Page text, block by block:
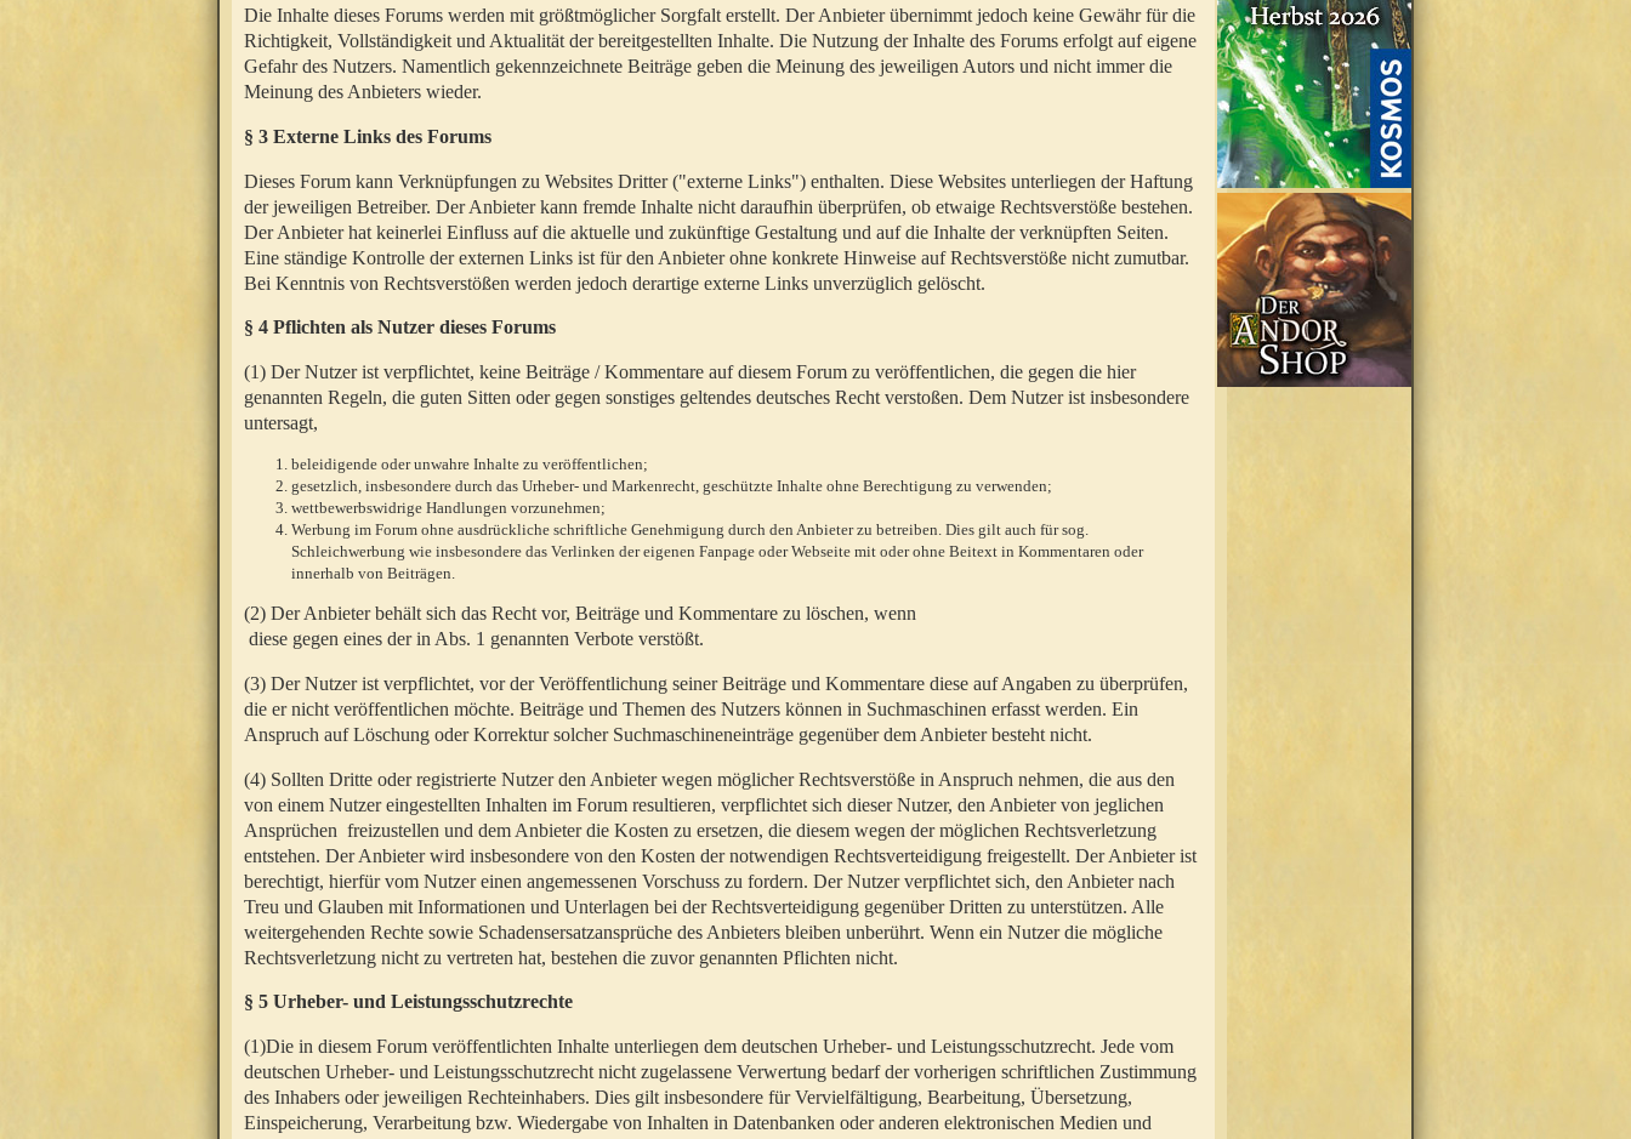
Die Inhalte dieses Forums werden mit größtmöglicher Sorgfalt erstellt. Der Anbieter übernimmt jedoch keine Gewähr für die
Richtigkeit, Vollständigkeit und Aktualität der bereitgestellten Inhalte. Die Nutzung der Inhalte des Forums erfolgt auf eigene
Gefahr des Nutzers. Namentlich gekennzeichnete Beiträge geben die Meinung des jeweiligen Autors und nicht immer die
Meinung des Anbieters wieder.
§ 3 Externe Links des Forums
Dieses Forum kann Verknüpfungen zu Websites Dritter ("externe Links") enthalten. Diese Websites unterliegen der Haftung
der jeweiligen Betreiber. Der Anbieter kann fremde Inhalte nicht daraufhin überprüfen, ob etwaige Rechtsverstöße bestehen.
Der Anbieter hat keinerlei Einfluss auf die aktuelle und zukünftige Gestaltung und auf die Inhalte der verknüpften Seiten.
Eine ständige Kontrolle der externen Links ist für den Anbieter ohne konkrete Hinweise auf Rechtsverstöße nicht zumutbar.
Bei Kenntnis von Rechtsverstößen werden jedoch derartige externe Links unverzüglich gelöscht.
§ 4 Pflichten als Nutzer dieses Forums
(1) Der Nutzer ist verpflichtet, keine Beiträge / Kommentare auf diesem Forum zu veröffentlichen, die gegen die hier
genannten Regeln, die guten Sitten oder gegen sonstiges geltendes deutsches Recht verstoßen. Dem Nutzer ist insbesondere
untersagt,
beleidigende oder unwahre Inhalte zu veröffentlichen;
gesetzlich, insbesondere durch das Urheber- und Markenrecht, geschützte Inhalte ohne Berechtigung zu verwenden;
wettbewerbswidrige Handlungen vorzunehmen;
Werbung im Forum ohne ausdrückliche schriftliche Genehmigung durch den Anbieter zu betreiben. Dies gilt auch für sog.
Schleichwerbung wie insbesondere das Verlinken der eigenen Fanpage oder Webseite mit oder ohne Beitext in Kommentaren oder
innerhalb von Beiträgen.
(2) Der Anbieter behält sich das Recht vor, Beiträge und Kommentare zu löschen, wenn
diese gegen eines der in Abs. 1 genannten Verbote verstößt.
(3) Der Nutzer ist verpflichtet, vor der Veröffentlichung seiner Beiträge und Kommentare diese auf Angaben zu überprüfen,
die er nicht veröffentlichen möchte. Beiträge und Themen des Nutzers können in Suchmaschinen erfasst werden. Ein
Anspruch auf Löschung oder Korrektur solcher Suchmaschineneinträge gegenüber dem Anbieter besteht nicht.
(4) Sollten Dritte oder registrierte Nutzer den Anbieter wegen möglicher Rechtsverstöße in Anspruch nehmen, die aus den
von einem Nutzer eingestellten Inhalten im Forum resultieren, verpflichtet sich dieser Nutzer, den Anbieter von jeglichen
Ansprüchen freizustellen und dem Anbieter die Kosten zu ersetzen, die diesem wegen der möglichen Rechtsverletzung
entstehen. Der Anbieter wird insbesondere von den Kosten der notwendigen Rechtsverteidigung freigestellt. Der Anbieter ist
berechtigt, hierfür vom Nutzer einen angemessenen Vorschuss zu fordern. Der Nutzer verpflichtet sich, den Anbieter nach
Treu und Glauben mit Informationen und Unterlagen bei der Rechtsverteidigung gegenüber Dritten zu unterstützen. Alle
weitergehenden Rechte sowie Schadensersatzansprüche des Anbieters bleiben unberührt. Wenn ein Nutzer die mögliche
Rechtsverletzung nicht zu vertreten hat, bestehen die zuvor genannten Pflichten nicht.
§ 5 Urheber- und Leistungsschutzrechte
(1)Die in diesem Forum veröffentlichten Inhalte unterliegen dem deutschen Urheber- und Leistungsschutzrecht. Jede vom
deutschen Urheber- und Leistungsschutzrecht nicht zugelassene Verwertung bedarf der vorherigen schriftlichen Zustimmung
des Inhabers oder jeweiligen Rechteinhabers. Dies gilt insbesondere für Vervielfältigung, Bearbeitung, Übersetzung,
Einspeicherung, Verarbeitung bzw. Wiedergabe von Inhalten in Datenbanken oder anderen elektronischen Medien und